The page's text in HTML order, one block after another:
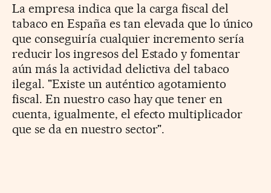
La empresa indica que la carga fiscal del
tabaco en España es tan elevada que lo único
que conseguiría cualquier incremento sería
reducir los ingresos del Estado y fomentar
aún más la actividad delictiva del tabaco
ilegal. "Existe un auténtico agotamiento
fiscal. En nuestro caso hay que tener en
cuenta, igualmente, el efecto multiplicador
que se da en nuestro sector".